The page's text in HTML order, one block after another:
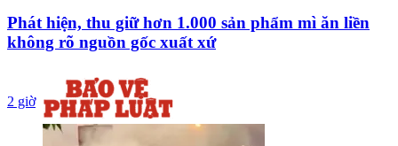
Phát hiện, thu giữ hơn 1.000 sản phẩm mì ăn liền
không rõ nguồn gốc xuất xứ
2 giờ